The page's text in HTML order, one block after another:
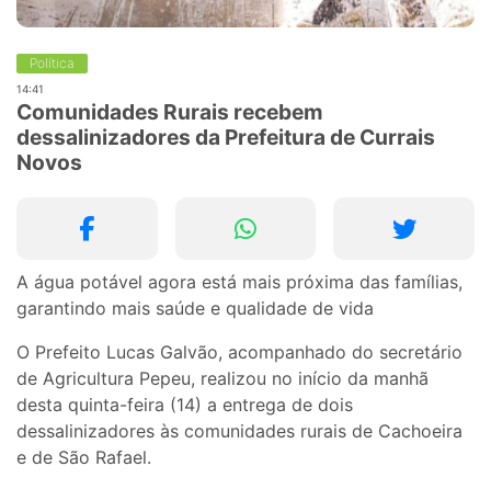
Política
14:41
Comunidades Rurais recebem
dessalinizadores da Prefeitura de Currais
Novos
A água potável agora está mais próxima das famílias,
garantindo mais saúde e qualidade de vida
O Prefeito Lucas Galvão, acompanhado do secretário
de Agricultura Pepeu, realizou no início da manhã
desta quinta-feira (14) a entrega de dois
dessalinizadores às comunidades rurais de Cachoeira
e de São Rafael.